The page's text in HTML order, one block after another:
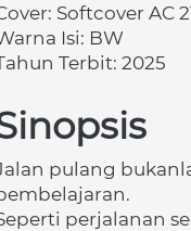
Softcover AC
Isi: BW
Terbit: 2025
pulang
perjalanan